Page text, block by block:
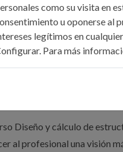
ONLINE DE
Diseño y cálculo de
al profesional una visión
como su visita en
u oponerse al
legítimos en
Para más